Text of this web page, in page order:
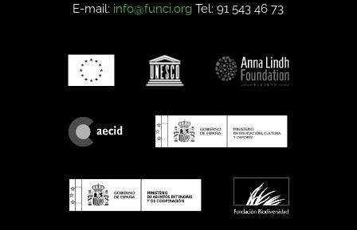
E-mail: info@funci.org Tel: 91 543 46 73